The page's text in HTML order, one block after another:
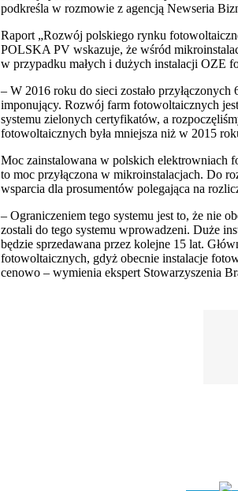
podkreśla w rozmowie z agencją Newseria
Raport „Rozwój polskiego rynku
POLSKA PV wskazuje, że wśród
w przypadku małych i dużych instalacji OZE
– W 2016 roku do sieci zostało
imponujący. Rozwój farm fotowoltaicznych
systemu zielonych certyfikatów, a
fotowoltaicznych była mniejsza niż w 2015
Moc zainstalowana w polskich elektrowniach
to moc przyłączona w mikroinstalacjach. Do
wsparcia dla prosumentów polegająca na
– Ograniczeniem tego systemu jest to, że nie
zostali do tego systemu wprowadzeni. Duże
będzie sprzedawana przez kolejne 15 lat.
fotowoltaicznych, gdyż obecnie instalacje
cenowo – wymienia ekspert Stowarzyszenia